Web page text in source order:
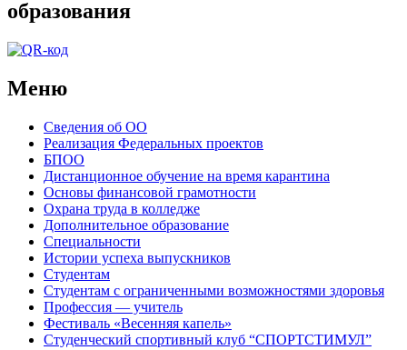
образования
Меню
Сведения об ОО
Реализация Федеральных проектов
БПОО
Дистанционное обучение на время карантина
Основы финансовой грамотности
Охрана труда в колледже
Дополнительное образование
Специальности
Истории успеха выпускников
Студентам
Студентам с ограниченными возможностями здоровья
Профессия — учитель
Фестиваль «Весенняя капель»
Студенческий спортивный клуб “СПОРТСТИМУЛ”